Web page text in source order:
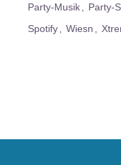
Party-Musik
Party-
Spotify
Wiesn